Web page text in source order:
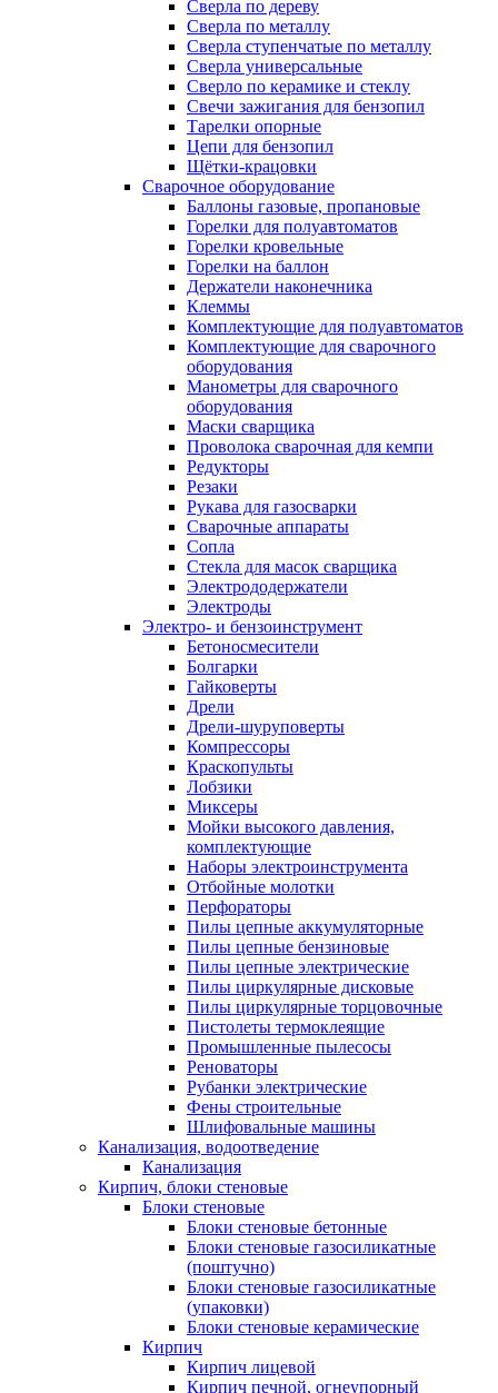
Сверла по дереву
Сверла по металлу
Сверла ступенчатые по металлу
Сверла универсальные
Сверло по керамике и стеклу
Свечи зажигания для бензопил
Тарелки опорные
Цепи для бензопил
Щётки-крацовки
Сварочное оборудование
Баллоны газовые, пропановые
Горелки для полуавтоматов
Горелки кровельные
Горелки на баллон
Держатели наконечника
Клеммы
Комплектующие для полуавтоматов
Комплектующие для сварочного
оборудования
Манометры для сварочного
оборудования
Маски сварщика
Проволока сварочная для кемпи
Редукторы
Резаки
Рукава для газосварки
Сварочные аппараты
Сопла
Стекла для масок сварщика
Электрододержатели
Электроды
Электро- и бензоинструмент
Бетоносмесители
Болгарки
Гайковерты
Дрели
Дрели-шуруповерты
Компрессоры
Краскопульты
Лобзики
Миксеры
Мойки высокого давления,
комплектующие
Наборы электроинструмента
Отбойные молотки
Перфораторы
Пилы цепные аккумуляторные
Пилы цепные бензиновые
Пилы цепные электрические
Пилы циркулярные дисковые
Пилы циркулярные торцовочные
Пистолеты термоклеящие
Промышленные пылесосы
Реноваторы
Рубанки электрические
Фены строительные
Шлифовальные машины
Канализация, водоотведение
Канализация
Кирпич, блоки стеновые
Блоки стеновые
Блоки стеновые бетонные
Блоки стеновые газосиликатные
(поштучно)
Блоки стеновые газосиликатные
(упаковки)
Блоки стеновые керамические
Кирпич
Кирпич лицевой
Кирпич печной, огнеупорный